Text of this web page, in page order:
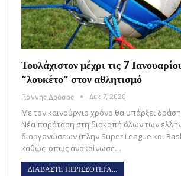
Τουλάχιστον μέχρι τις 7
“λουκέτο” στον αθλητισμό
Γιάννης Δρόσος Δεκ 7, 2020
Με τον καινούργιο χρόνο θα υπάρξει
Νέα παράταση στη διακοπή όλων των
διοργανώσεων (πλην Super League και
καθώς, όπως ανακοίνωσε…
ΔΙΑΒΑΣΤΕ ΠΕΡΙΣΣΟΤΕΡΑ...